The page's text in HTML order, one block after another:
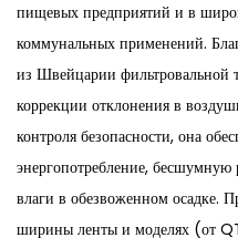
пищевых предприятий и в
коммунальных применений.
из Швейцарии фильтровальной
коррекции отклонения в
контроля безопасности, она
энергопотребление,
влаги в обезвоженном осадке.
ширины ленты и моделях (от